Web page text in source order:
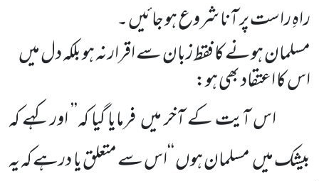
راہِ راست پر آنا شروع ہو جائیں ۔
مسلمان ہونے کا فقط زبان سے اقرار نہ ہو بلکہ دل میں
اس کا اعتقاد بھی ہو:
اس آیت کے آخر میں فرمایا گیا کہ’’ اور کہے کہ
بیشک میں مسلمان ہوں ‘‘اس سے متعلق یا درہے کہ یہ